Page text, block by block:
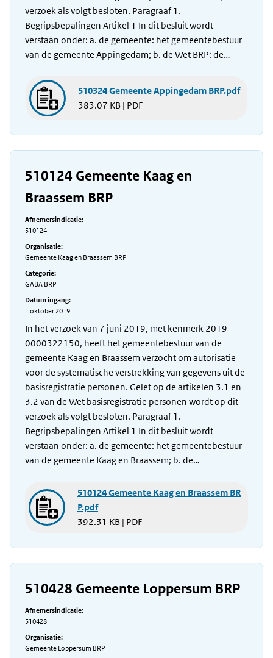
verzoek als volgt besloten. Paragraaf 1.
Begripsbepalingen Artikel 1 In dit besluit wordt
verstaan onder: a. de gemeente: het gemeentebestuur
van de gemeente Appingedam; b. de Wet BRP: de…
510324 Gemeente Appingedam BRP.pdf
383.07 KB | PDF
510124 Gemeente Kaag en
Braassem BRP
Afnemersindicatie:
510124
Organisatie:
Gemeente Kaag en Braassem BRP
Categorie:
GABA BRP
Datum ingang:
1 oktober 2019
In het verzoek van 7 juni 2019, met kenmerk 2019-
0000322150, heeft het gemeentebestuur van de
gemeente Kaag en Braassem verzocht om autorisatie
voor de systematische verstrekking van gegevens uit de
basisregistratie personen. Gelet op de artikelen 3.1 en
3.2 van de Wet basisregistratie personen wordt op dit
verzoek als volgt besloten. Paragraaf 1.
Begripsbepalingen Artikel 1 In dit besluit wordt
verstaan onder: a. de gemeente: het gemeentebestuur
van de gemeente Kaag en Braassem; b. de…
510124 Gemeente Kaag en Braassem BR
P.pdf
392.31 KB | PDF
510428 Gemeente Loppersum BRP
Afnemersindicatie:
510428
Organisatie:
Gemeente Loppersum BRP